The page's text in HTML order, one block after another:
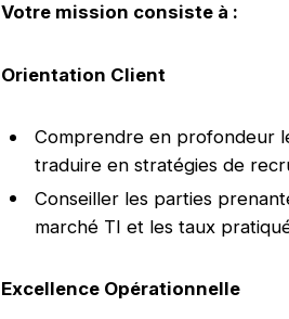
Votre mission consiste à :
Orientation Client
Comprendre en profondeur
traduire en stratégies de
Conseiller les parties
marché TI et les taux
Excellence Opérationnelle